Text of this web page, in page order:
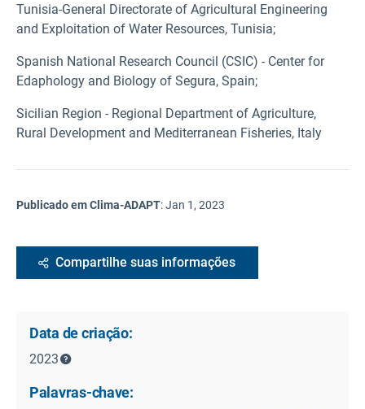
Tunisia-General Directorate of Agricultural Engineering
and Exploitation of Water Resources, Tunisia;
Spanish National Research Council (CSIC) - Center for
Edaphology and Biology of Segura, Spain;
Sicilian Region - Regional Department of Agriculture,
Rural Development and Mediterranean Fisheries, Italy
Publicado em Clima-ADAPT:Jan 1, 2023
Compartilhe suas informações
Data de criação:
2023
Palavras-chave: